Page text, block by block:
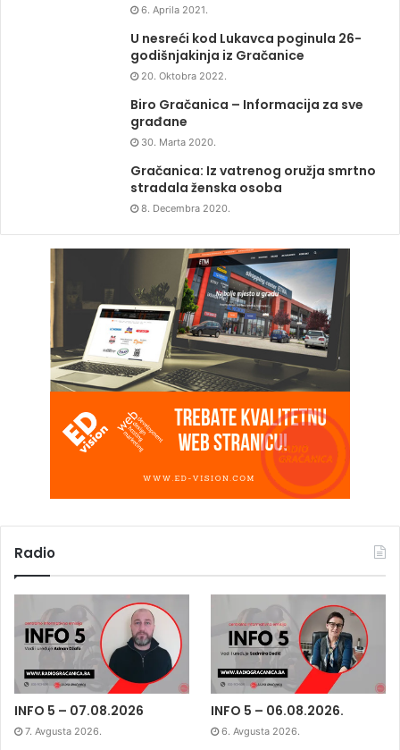
6. Aprila 2021.
U nesreći kod Lukavca poginula 26-
godišnjakinja iz Gračanice
20. Oktobra 2022.
Biro Gračanica – Informacija za sve
građane
30. Marta 2020.
Gračanica: Iz vatrenog oružja smrtno
stradala ženska osoba
8. Decembra 2020.
Radio
INFO 5 – 07.08.2026
7. Avgusta 2026.
INFO 5 – 06.08.2026.
6. Avgusta 2026.